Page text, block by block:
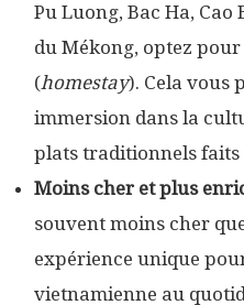
Pu Luong, Bac Ha, Cao
du Mékong, optez
(homestay). Cela vous
immersion dans la
plats traditionnels faits
Moins cher et plus
souvent moins cher
expérience unique
vietnamienne au